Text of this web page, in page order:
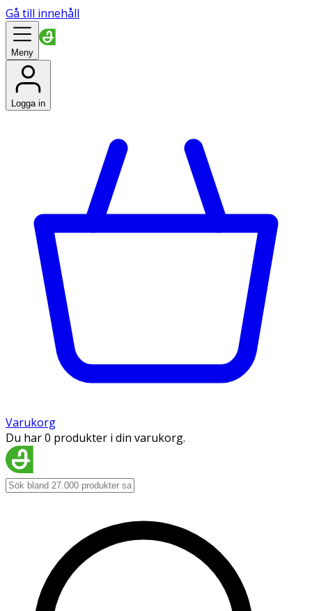
Gå till innehåll
Meny
Logga in
Varukorg
Du har 0 produkter i din varukorg.